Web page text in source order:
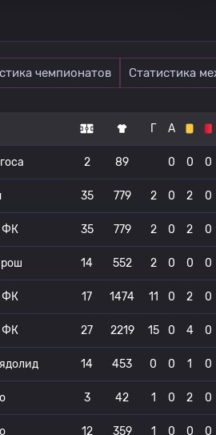
чемпионатов Статистика
Г А
2 89 0 0 0
35 779 2 0 2 0
ФК 35 779 2 0 2 0
14 552 2 0 0 0
ФК 17 1474 11 0 2 0
ФК 27 2219 15 0 4 0
14 453 0 0 1 0
3 42 1 0 2 0
12 359 1 0 0 0